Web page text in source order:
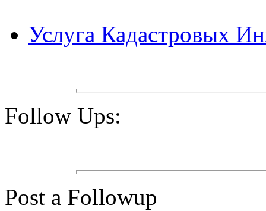
Услуга Кадастровых
Follow Ups:
Post a Followup